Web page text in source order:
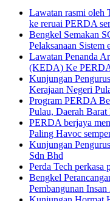
Lawatan rasmi oleh
ke reruai PERDA
Bengkel Semakan
Pelaksanaan
Lawatan Penanda
(KEDA) Ke
Kunjungan
Kerajaan Negeri
Program PERDA
Pulau, Daerah
PERDA berjaya
Paling Havoc
Kunjungan
Sdn Bhd
Perda Tech
Bengkel
Pembangunan Insan